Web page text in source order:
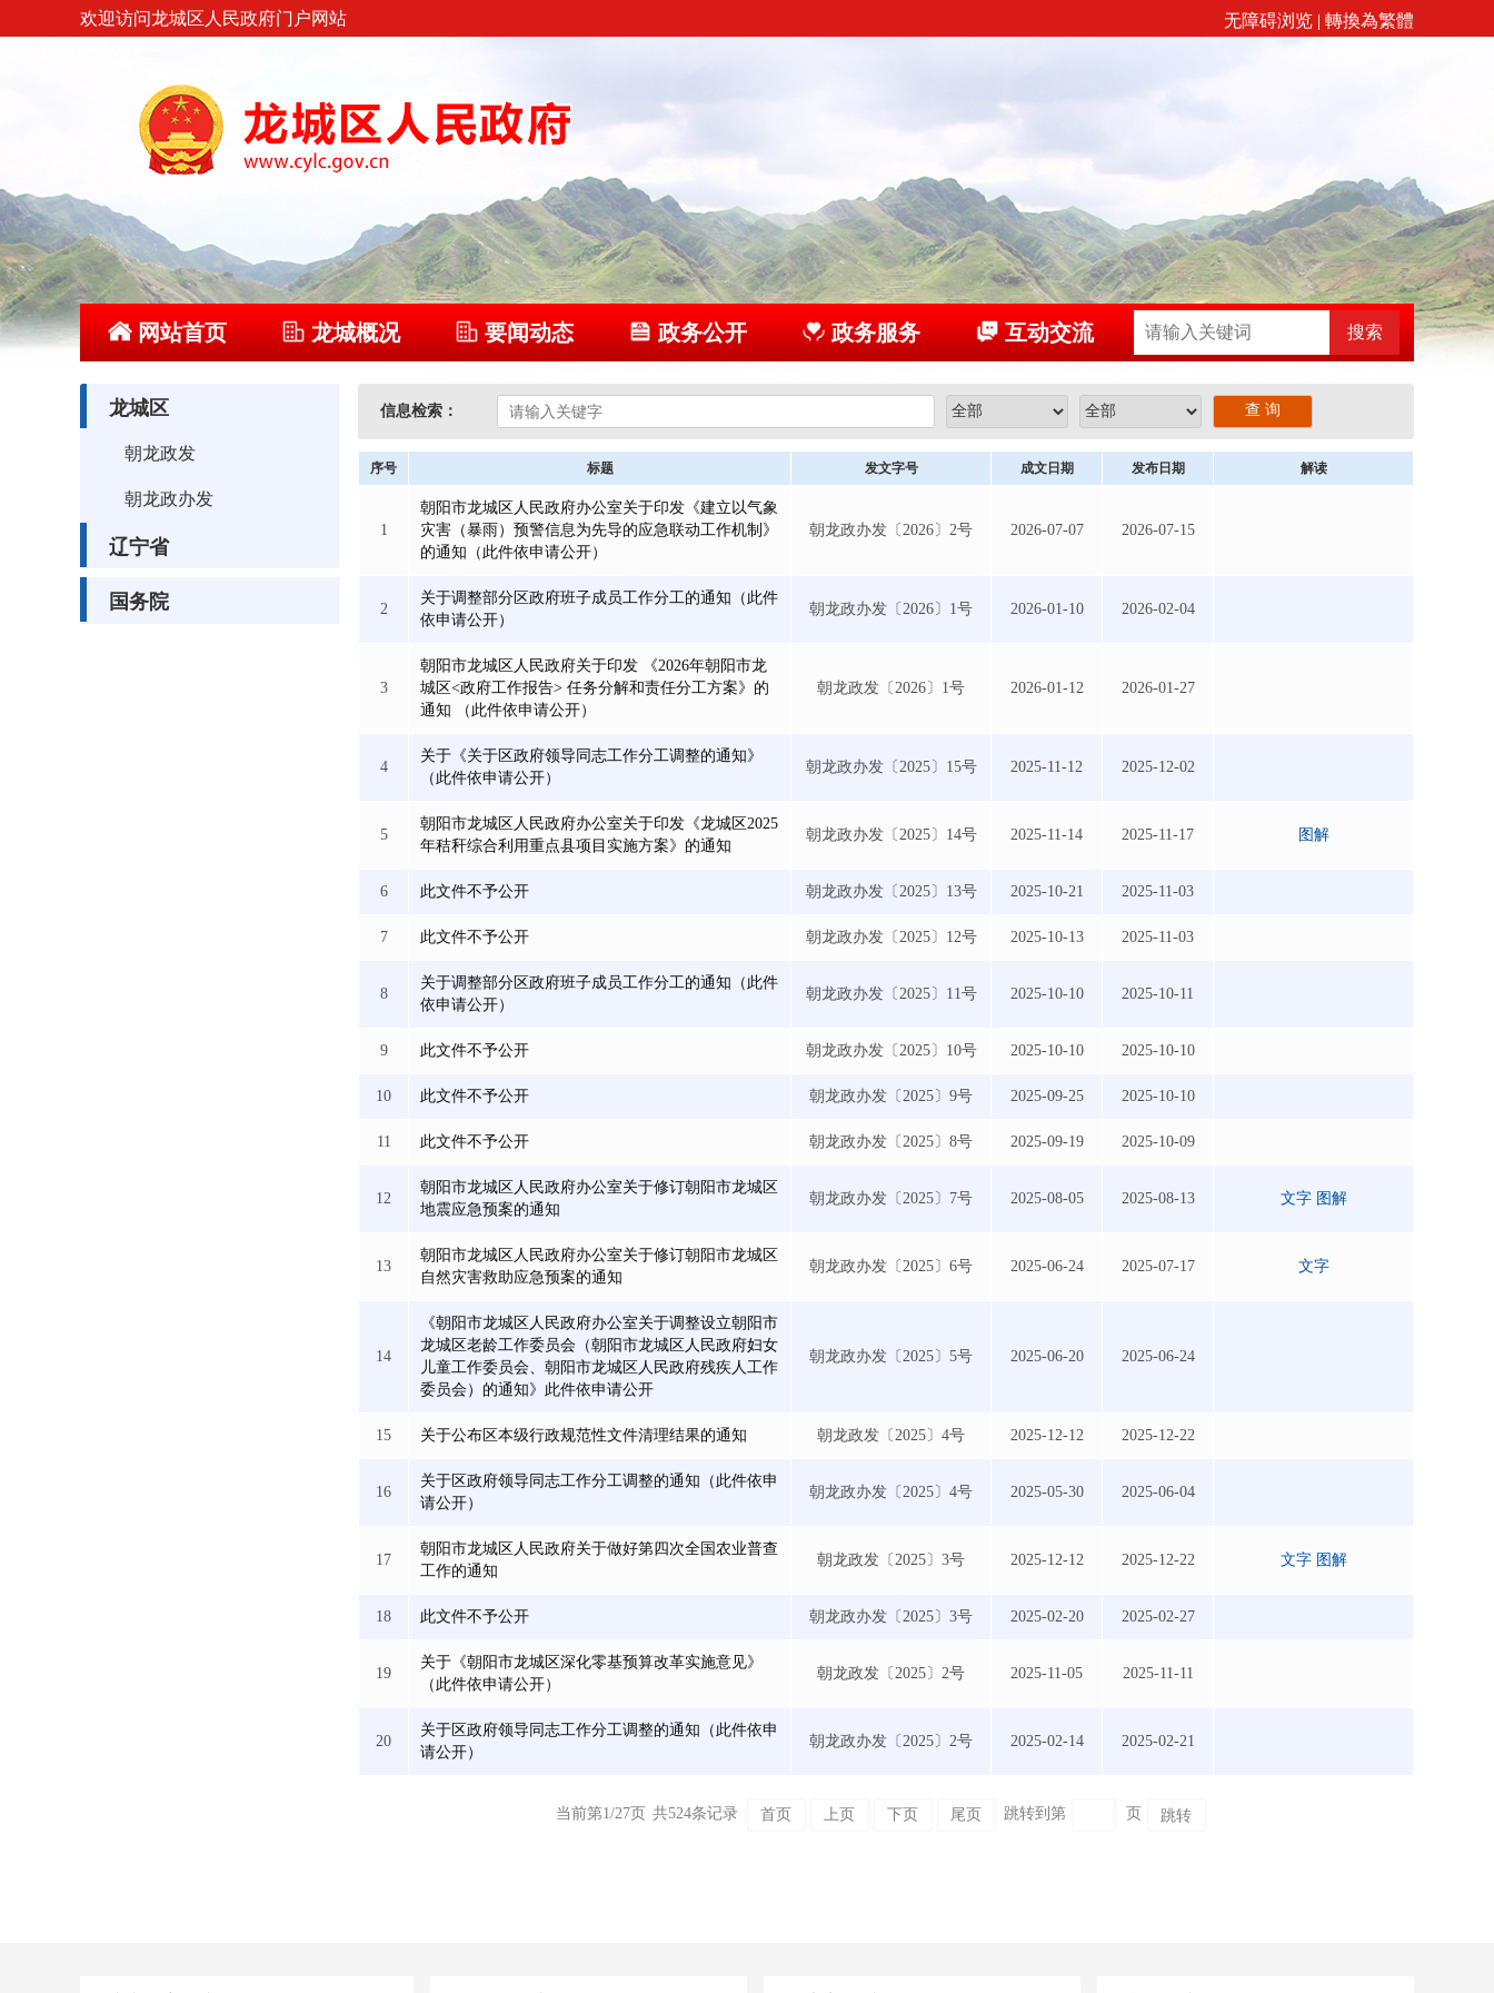
欢迎访问龙城区人民政府门户网站 无障碍浏览 | 轉換為繁體
网站首页 龙城概况 要闻动态 政务公开 政务服务 互动交流 搜索
龙城区
朝龙政发
朝龙政办发
辽宁省
国务院
信息检索： 查 询
序号 标题 发文字号 成文日期 发布日期 解读
1
朝阳市龙城区人民政府办公室关于印发《建立以气象
灾害（暴雨）预警信息为先导的应急联动工作机制》
的通知（此件依申请公开）
朝龙政办发〔2026〕2号 2026-07-07 2026-07-15
2
关于调整部分区政府班子成员工作分工的通知（此件
依申请公开）
朝龙政办发〔2026〕1号 2026-01-10 2026-02-04
3
朝阳市龙城区人民政府关于印发 《2026年朝阳市龙
城区<政府工作报告> 任务分解和责任分工方案》的
通知 （此件依申请公开）
朝龙政发〔2026〕1号 2026-01-12 2026-01-27
4
关于《关于区政府领导同志工作分工调整的通知》
（此件依申请公开）
朝龙政办发〔2025〕15号 2025-11-12 2025-12-02
5
朝阳市龙城区人民政府办公室关于印发《龙城区2025
年秸秆综合利用重点县项目实施方案》的通知
朝龙政办发〔2025〕14号 2025-11-14 2025-11-17 图解
6 此文件不予公开 朝龙政办发〔2025〕13号 2025-10-21 2025-11-03
7 此文件不予公开 朝龙政办发〔2025〕12号 2025-10-13 2025-11-03
8
关于调整部分区政府班子成员工作分工的通知（此件
依申请公开）
朝龙政办发〔2025〕11号 2025-10-10 2025-10-11
9 此文件不予公开 朝龙政办发〔2025〕10号 2025-10-10 2025-10-10
10 此文件不予公开 朝龙政办发〔2025〕9号 2025-09-25 2025-10-10
11 此文件不予公开 朝龙政办发〔2025〕8号 2025-09-19 2025-10-09
12
朝阳市龙城区人民政府办公室关于修订朝阳市龙城区
地震应急预案的通知
朝龙政办发〔2025〕7号 2025-08-05 2025-08-13 文字 图解
13
朝阳市龙城区人民政府办公室关于修订朝阳市龙城区
自然灾害救助应急预案的通知
朝龙政办发〔2025〕6号 2025-06-24 2025-07-17 文字
14
《朝阳市龙城区人民政府办公室关于调整设立朝阳市
龙城区老龄工作委员会（朝阳市龙城区人民政府妇女
儿童工作委员会、朝阳市龙城区人民政府残疾人工作
委员会）的通知》此件依申请公开
朝龙政办发〔2025〕5号 2025-06-20 2025-06-24
15 关于公布区本级行政规范性文件清理结果的通知 朝龙政发〔2025〕4号 2025-12-12 2025-12-22
16
关于区政府领导同志工作分工调整的通知（此件依申
请公开）
朝龙政办发〔2025〕4号 2025-05-30 2025-06-04
17
朝阳市龙城区人民政府关于做好第四次全国农业普查
工作的通知
朝龙政发〔2025〕3号 2025-12-12 2025-12-22 文字 图解
18 此文件不予公开 朝龙政办发〔2025〕3号 2025-02-20 2025-02-27
19
关于《朝阳市龙城区深化零基预算改革实施意见》
（此件依申请公开）
朝龙政发〔2025〕2号 2025-11-05 2025-11-11
20
关于区政府领导同志工作分工调整的通知（此件依申
请公开）
朝龙政办发〔2025〕2号 2025-02-14 2025-02-21
当前第1/27页 共524条记录 首页 上页 下页 尾页 跳转到第 页